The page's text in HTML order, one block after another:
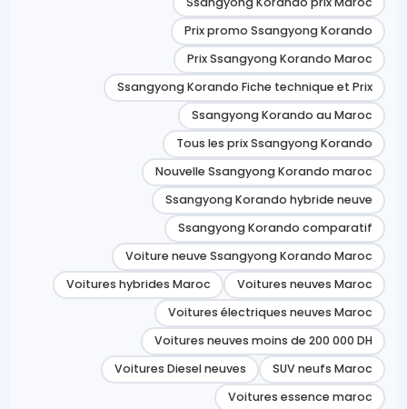
Prix promo Ssangyong Korando
Prix Ssangyong Korando Maroc
Ssangyong Korando Fiche technique et Prix
Ssangyong Korando au Maroc
Tous les prix Ssangyong Korando
Nouvelle Ssangyong Korando maroc
Ssangyong Korando hybride neuve
Ssangyong Korando comparatif
Voiture neuve Ssangyong Korando Maroc
Voitures neuves Maroc
Voitures hybrides Maroc
Voitures électriques neuves Maroc
Voitures neuves moins de 200 000 DH
SUV neufs Maroc
Voitures Diesel neuves
Voitures essence maroc